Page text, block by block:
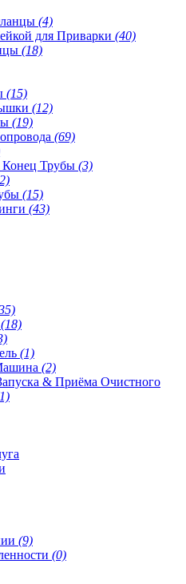
(4)
для Приварки (40)
(18)
(15)
(12)
(19)
(69)
Трубы (3)
(15)
(43)
(18)
(1)
(2)
& Приёма Очистного
(9)
(0)